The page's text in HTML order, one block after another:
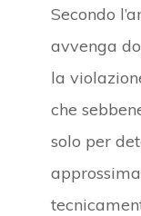
Secondo
avvenga
la
che
solo per